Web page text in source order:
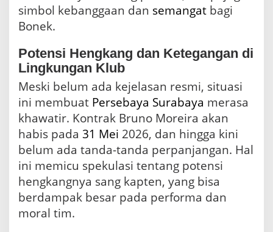
simbol kebanggaan dan semangat bagi
Bonek.
Potensi Hengkang dan Ketegangan di
Lingkungan Klub
Meski belum ada kejelasan resmi, situasi
ini membuat Persebaya Surabaya merasa
khawatir. Kontrak Bruno Moreira akan
habis pada 31 Mei 2026, dan hingga kini
belum ada tanda-tanda perpanjangan. Hal
ini memicu spekulasi tentang potensi
hengkangnya sang kapten, yang bisa
berdampak besar pada performa dan
moral tim.